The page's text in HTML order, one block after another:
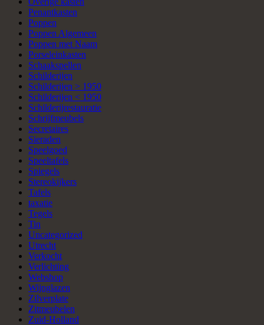
Penantkasten
Poppen
Poppen Algemeen
Poppen met Naam
Porseleinkasten
Schaakspellen
Schilderijen
Schilderijen > 1950
Schilderijen < 1950
Schilderijrestauratie
Schrijfmeubels
Secretaires
Sieraden
Speelgoed
Speeltafels
Spiegels
Stereokijkers
Tafels
taxatie
Tegels
Tin
Uncategorized
Utrecht
Verkocht
Verlichting
Webshop
Wijnglazen
Zilverplate
Zitmeubelen
Zuid-Holland